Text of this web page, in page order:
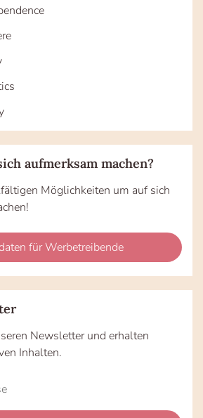
aufmerksam machen?
Möglichkeiten um auf sich
für Werbetreibende
Newsletter und erhalten
Inhalten.